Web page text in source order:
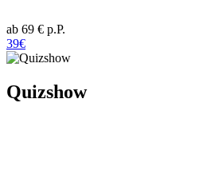
ab 69 € p.P.
39€
Quizshow